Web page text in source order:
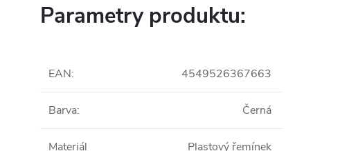
Parametry produktu:
EAN: 4549526367663
Barva: Černá
Materiál
Plastový řemínek